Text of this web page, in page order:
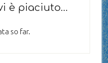
è piaciuto…
so far.